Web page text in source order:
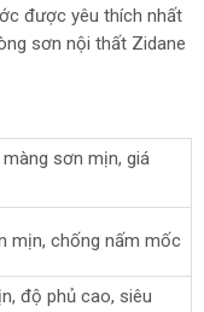
được yêu thích nhất
sơn nội thất Zidane
sơn mịn, giá
mịn, chống nấm mốc
độ phủ cao, siêu